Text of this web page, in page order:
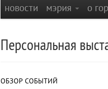
новости мэрия о
Персональная
ОБЗОР СОБЫТИЙ